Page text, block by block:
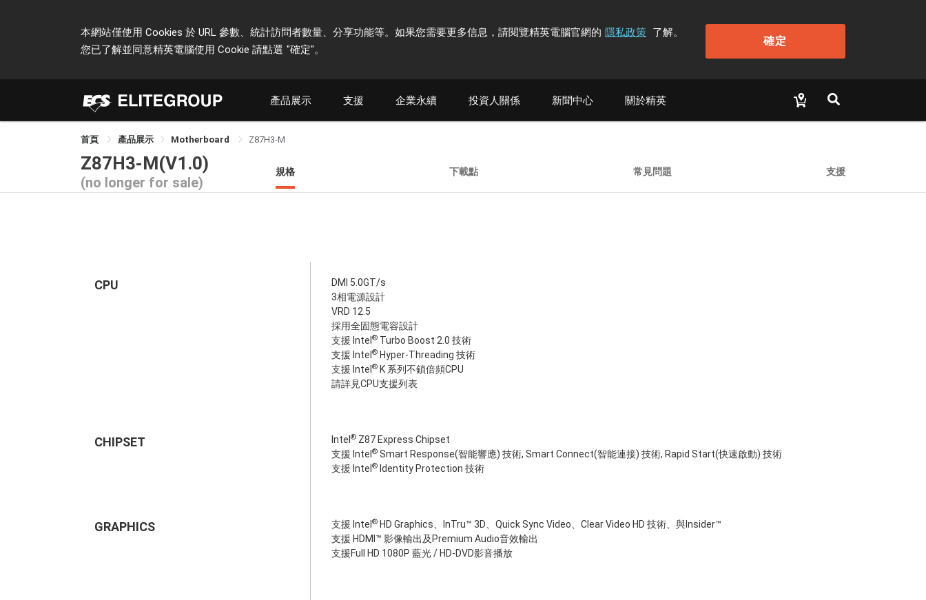
本網站僅使用 Cookies 於 URL 參數、統計訪問者數量、分享功能等。如果您需要更多信息，請閱覽精英電腦官網的 隱私政策 了解。
您已了解並同意精英電腦使用 Cookie 請點選 "確定"。
確定
產品展示 支援 企業永續 投資人關係 新聞中心 關於精英
首頁 產品展示 Motherboard Z87H3-M
Z87H3-M(V1.0)
(no longer for sale)
規格 下載點 常見問題 支援
CPU
DMI 5.0GT/s
3相電源設計
VRD 12.5
採用全固態電容設計
支援 Intel ® Turbo Boost 2.0 技術
支援 Intel ® Hyper-Threading 技術
支援 Intel ® K 系列不鎖倍頻CPU
請詳見CPU支援列表
CHIPSET Intel ® Z87 Express Chipset
支援 Intel ® Smart Response(智能響應) 技術, Smart Connect(智能連接) 技術, Rapid Start(快速啟動) 技術
支援 Intel ® Identity Protection 技術
GRAPHICS 支援 Intel ® HD Graphics、InTru™ 3D、Quick Sync Video、Clear Video HD 技術、與Insider™
支援 HDMI™ 影像輸出及Premium Audio音效輸出
支援Full HD 1080P 藍光 / HD-DVD影音播放